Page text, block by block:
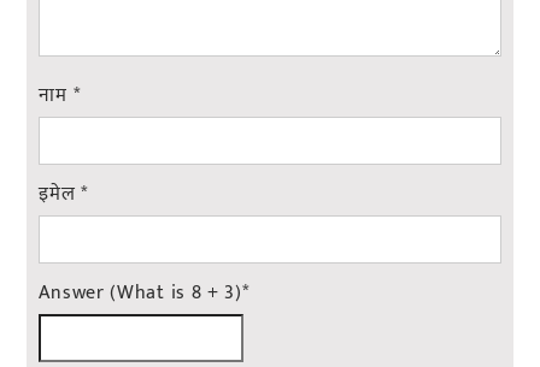
नाम *
इमेल*
Answer (What is 8 + 3)*